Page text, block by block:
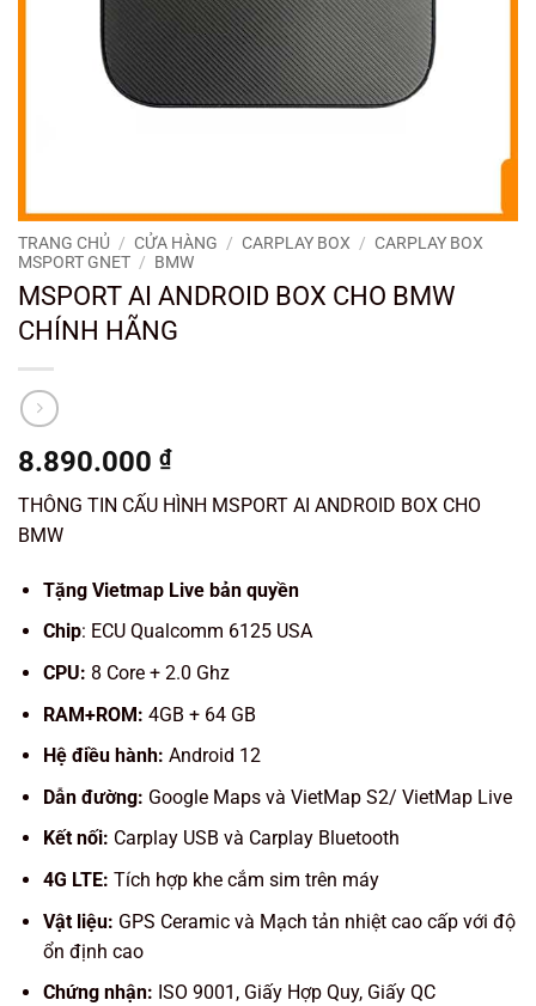
TRANG CHỦ / CỬA HÀNG / CARPLAY BOX / CARPLAY BOX
MSPORT GNET / BMW
MSPORT AI ANDROID BOX CHO BMW
CHÍNH HÃNG
8.890.000 ₫
THÔNG TIN CẤU HÌNH MSPORT AI ANDROID BOX CHO
BMW
Tặng Vietmap Live bản quyền
Chip: ECU Qualcomm 6125 USA
CPU: 8 Core + 2.0 Ghz
RAM+ROM: 4GB + 64 GB
Hệ điều hành: Android 12
Dẫn đường: Google Maps và VietMap S2/ VietMap Live
Kết nối: Carplay USB và Carplay Bluetooth
4G LTE: Tích hợp khe cắm sim trên máy
Vật liệu: GPS Ceramic và Mạch tản nhiệt cao cấp với độ
ổn định cao
Chứng nhận: ISO 9001, Giấy Hợp Quy, Giấy QC